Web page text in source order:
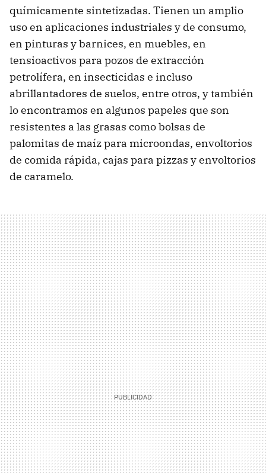
químicamente sintetizadas. Tienen un amplio
uso en aplicaciones industriales y de consumo,
en pinturas y barnices, en muebles, en
tensioactivos para pozos de extracción
petrolífera, en insecticidas e incluso
abrillantadores de suelos, entre otros, y también
lo encontramos en algunos papeles que son
resistentes a las grasas como bolsas de
palomitas de maíz para microondas, envoltorios
de comida rápida, cajas para pizzas y envoltorios
de caramelo.